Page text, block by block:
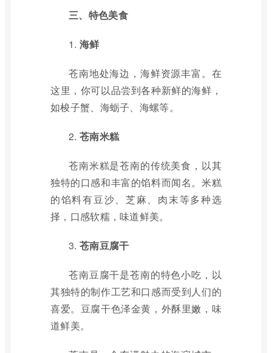
三、特色美食
1. 海鲜
苍南地处海边，海鲜资源丰富。在
这里，你可以品尝到各种新鲜的海鲜，
如梭子蟹、海蛎子、海螺等。
2. 苍南米糕
苍南米糕是苍南的传统美食，以其
独特的口感和丰富的馅料而闻名。米糕
的馅料有豆沙、芝麻、肉末等多种选
择，口感软糯，味道鲜美。
3. 苍南豆腐干
苍南豆腐干是苍南的特色小吃，以
其独特的制作工艺和口感而受到人们的
喜爱。豆腐干色泽金黄，外酥里嫩，味
道鲜美。